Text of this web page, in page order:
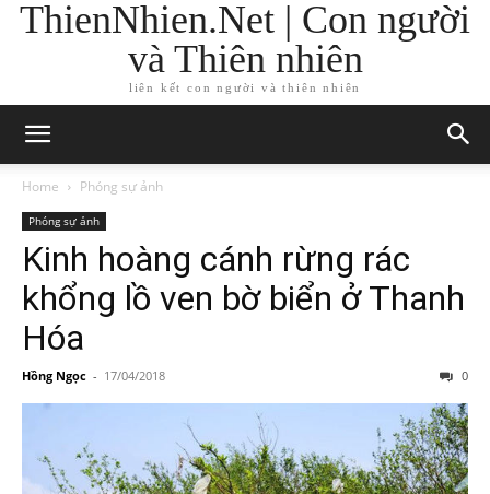
ThienNhien.Net | Con người
và Thiên nhiên
liên kết con người và thiên nhiên
Home Phóng sự ảnh
Phóng sự ảnh
Kinh hoàng cánh rừng rác
khổng lồ ven bờ biển ở Thanh
Hóa
Hồng Ngọc - 17/04/2018 0